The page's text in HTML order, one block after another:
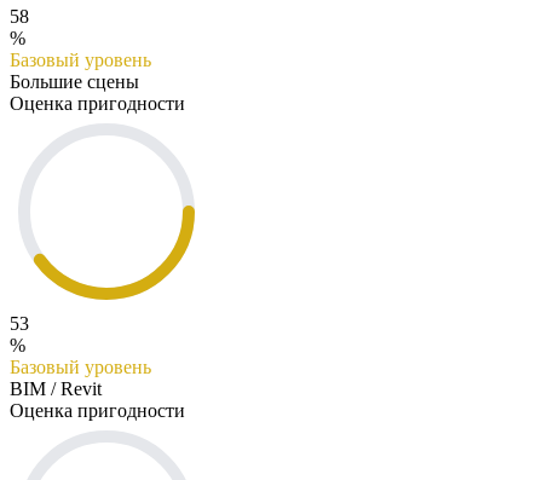
58
%
Базовый уровень
Большие сцены
Оценка пригодности
53
%
Базовый уровень
BIM / Revit
Оценка пригодности